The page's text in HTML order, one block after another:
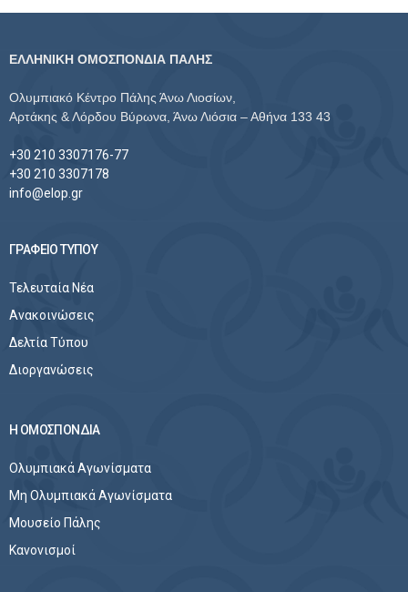
ΕΛΛΗΝΙΚΗ ΟΜΟΣΠΟΝΔΙΑ ΠΑΛΗΣ
Ολυμπιακό Κέντρο Πάλης Άνω Λιοσίων,
Αρτάκης & Λόρδου Βύρωνα, Άνω Λιόσια – Αθήνα 133 43
+30 210 3307176-77
+30 210 3307178
info@elop.gr
ΓΡΑΦΕΙΟ ΤΥΠΟΥ
Τελευταία Νέα
Ανακοινώσεις
Δελτία Τύπου
Διοργανώσεις
Η ΟΜΟΣΠΟΝΔΙΑ
Ολυμπιακά Αγωνίσματα
Μη Ολυμπιακά Αγωνίσματα
Μουσείο Πάλης
Κανονισμοί